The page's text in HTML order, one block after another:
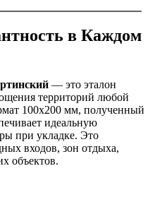
в Каждом
— это эталон
территорий любой
100x200 мм, полученный
идеальную
при укладке. Это
входов, зон отдыха,
объектов.